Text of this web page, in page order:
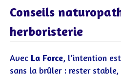
Conseils
herboristerie
Avec La Force, l’intention
sans la brûler : rester